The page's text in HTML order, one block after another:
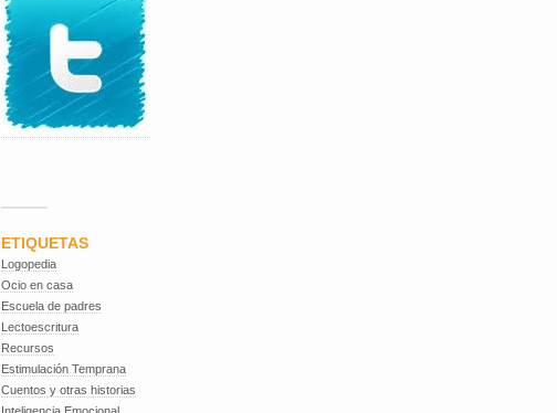
ETIQUETAS
Logopedia
Ocio en casa
Escuela de padres
Lectoescritura
Recursos
Estimulación Temprana
Cuentos y otras historias